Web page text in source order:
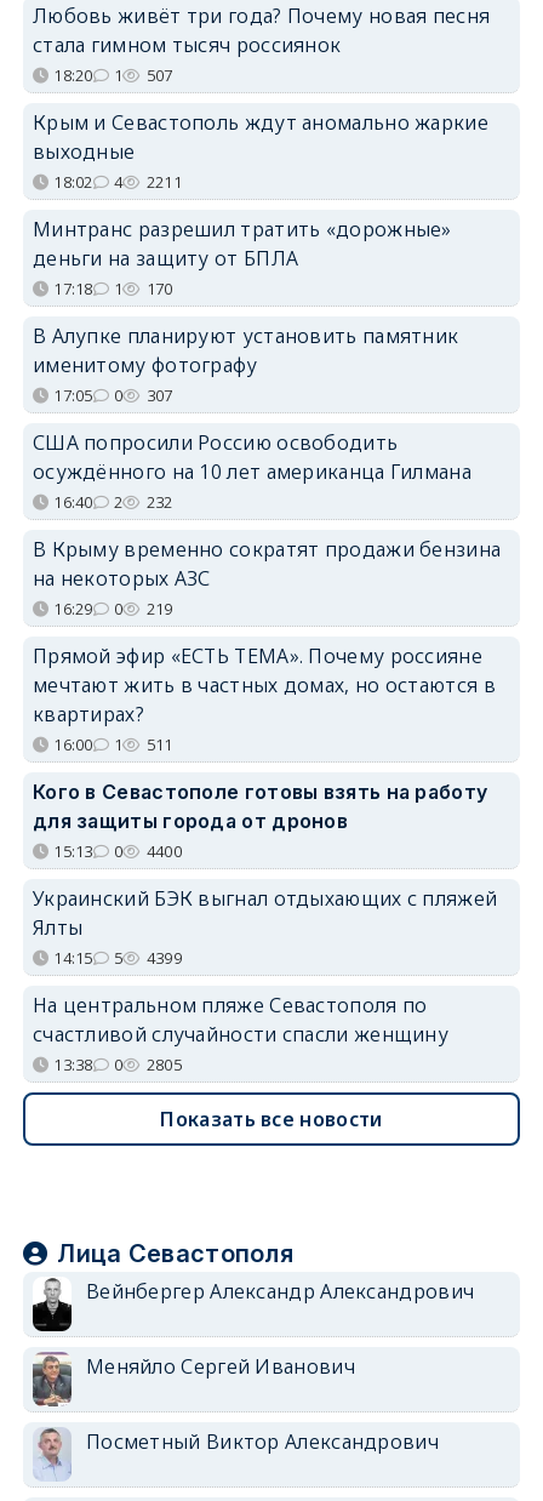
Любовь живёт три года? Почему новая песня
стала гимном тысяч россиянок
18:20 1 507
Крым и Севастополь ждут аномально жаркие
выходные
18:02 4 2211
Минтранс разрешил тратить «дорожные»
деньги на защиту от БПЛА
17:18 1 170
В Алупке планируют установить памятник
именитому фотографу
17:05 0 307
США попросили Россию освободить
осуждённого на 10 лет американца Гилмана
16:40 2 232
В Крыму временно сократят продажи бензина
на некоторых АЗС
16:29 0 219
Прямой эфир «ЕСТЬ ТЕМА». Почему россияне
мечтают жить в частных домах, но остаются в
квартирах?
16:00 1 511
Кого в Севастополе готовы взять на работу
для защиты города от дронов
15:13 0 4400
Украинский БЭК выгнал отдыхающих с пляжей
Ялты
14:15 5 4399
На центральном пляже Севастополя по
счастливой случайности спасли женщину
13:38 0 2805
Показать все новости
Лица Севастополя
Вейнбергер Александр Александрович
Меняйло Сергей Иванович
Посметный Виктор Александрович